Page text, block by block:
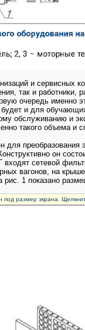
и сервисных
так и
очередь именно
и для
обслуживанию и
такого объема
для преобразования
он
сетевой
вагонов, на
рис. 1 показано
под размер экрана.